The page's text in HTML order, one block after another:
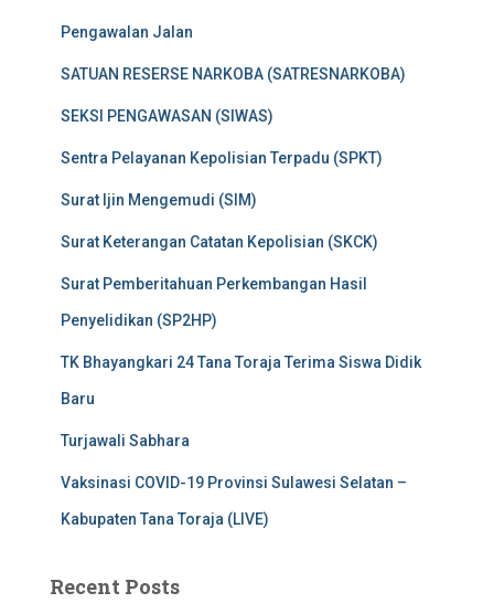
Pengawalan Jalan
SATUAN RESERSE NARKOBA (SATRESNARKOBA)
SEKSI PENGAWASAN (SIWAS)
Sentra Pelayanan Kepolisian Terpadu (SPKT)
Surat Ijin Mengemudi (SIM)
Surat Keterangan Catatan Kepolisian (SKCK)
Surat Pemberitahuan Perkembangan Hasil
Penyelidikan (SP2HP)
TK Bhayangkari 24 Tana Toraja Terima Siswa Didik
Baru
Turjawali Sabhara
Vaksinasi COVID-19 Provinsi Sulawesi Selatan –
Kabupaten Tana Toraja (LIVE)
Recent Posts